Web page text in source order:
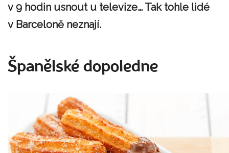
v 9 hodin usnout u televize… Tak tohle lidé
v Barceloně neznají.
Španělské dopoledne